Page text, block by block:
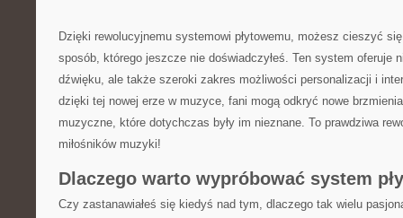
Dzięki rewolucyjnemu systemowi płytowemu, możesz cieszyć
sposób,⁣ którego jeszcze nie ⁢doświadczyłeś. Ten system oferuje
dźwięku, ale ‍także ⁣szeroki zakres możliwości personalizacji i
dzięki tej nowej erze w muzyce, fani mogą odkryć nowe
muzyczne, które dotychczas były ‌im ⁤nieznane. To prawdziwa
miłośników muzyki!
Dlaczego warto wypróbować system
Czy zastanawiałeś się kiedyś nad tym, dlaczego tak wielu